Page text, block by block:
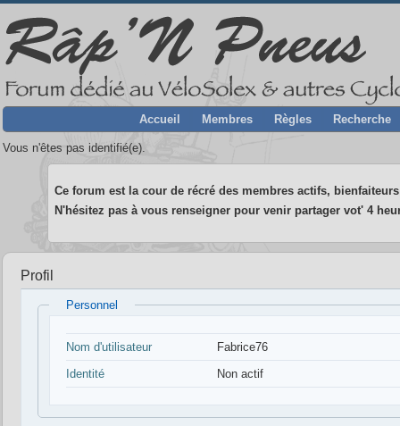
Accueil Membres Règles Recherche
Vous n'êtes pas identifié(e).
Ce forum est la cour de récré des membres actifs,
N'hésitez pas à vous renseigner pour venir partager vot' 4
Profil
Personnel
Nom d'utilisateur
Fabrice76
Identité
Non actif